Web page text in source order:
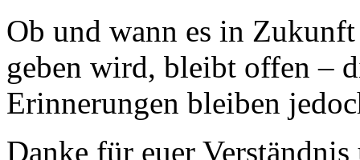
Ob und wann es in
geben wird, bleibt offen –
Erinnerungen bleiben
Danke für euer